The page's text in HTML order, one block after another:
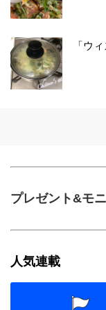
「ウ
プレゼント&モ
人気連載